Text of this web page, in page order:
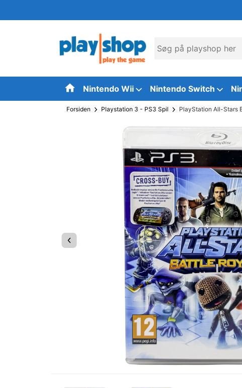
Nintendo Wii Nintendo Switch
Forsiden Playstation 3 - PS3 Spil PlayStation All-Stars